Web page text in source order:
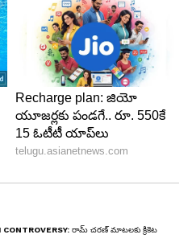
ఉన్నారు. 2017 నుండి
ప్రస్తుతం, లైఫ్‌స్టైల్
చేశారు. ఈనాడు జర్నలిజం స్కూల్లో జర్నలిజం శిక్షణ పొందారు.